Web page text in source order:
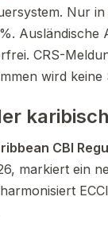
Nur
CRS-
wird keine
CBI
markiert ein